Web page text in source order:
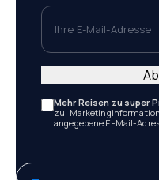
Ihre E-Mail-Adresse
Mehr Reisen zu super
zu,
angegebene E-Mail-